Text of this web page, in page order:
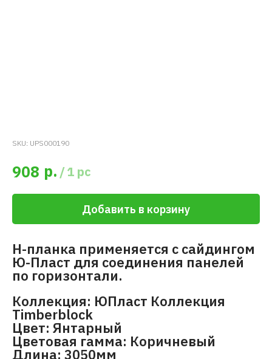
SKU: UPS000190
908 р. /1 pc
Добавить в корзину
H-планка применяется с сайдингом
Ю-Пласт для соединения панелей
по горизонтали.
Коллекция: ЮПласт Коллекция
Timberblock
Цвет: Янтарный
Цветовая гамма: Коричневый
Длина: 3050мм